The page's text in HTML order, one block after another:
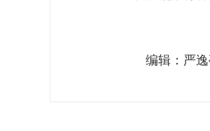
编辑：严